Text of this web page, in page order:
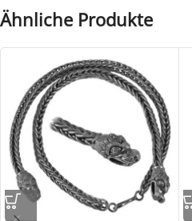
Ähnliche Produkte